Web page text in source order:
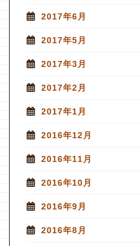
2017年6月
2017年5月
2017年3月
2017年2月
2017年1月
2016年12月
2016年11月
2016年10月
2016年9月
2016年8月